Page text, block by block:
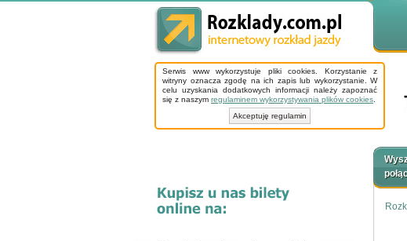
Serwis www wykorzystuje pliki cookies. Korzystanie z
witryny oznacza zgodę na ich zapis lub wykorzystanie. W
celu uzyskania dodatkowych informacji należy zapoznać
się z naszym regulaminem wykorzystywania plików cookies
Akceptuję regulamin